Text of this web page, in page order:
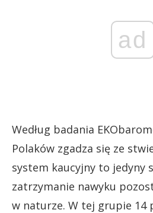
ad
Według badania
Polaków zgadza się ze
system kaucyjny to jedyny
zatrzymanie nawyku
w naturze. W tej grupie 14